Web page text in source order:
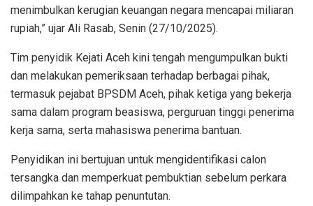
menimbulkan kerugian keuangan negara mencapai miliaran
rupiah,” ujar Ali Rasab, Senin (27/10/2025).
Tim penyidik Kejati Aceh kini tengah mengumpulkan bukti
dan melakukan pemeriksaan terhadap berbagai pihak,
termasuk pejabat BPSDM Aceh, pihak ketiga yang bekerja
sama dalam program beasiswa, perguruan tinggi penerima
kerja sama, serta mahasiswa penerima bantuan.
Penyidikan ini bertujuan untuk mengidentifikasi calon
tersangka dan memperkuat pembuktian sebelum perkara
dilimpahkan ke tahap penuntutan.